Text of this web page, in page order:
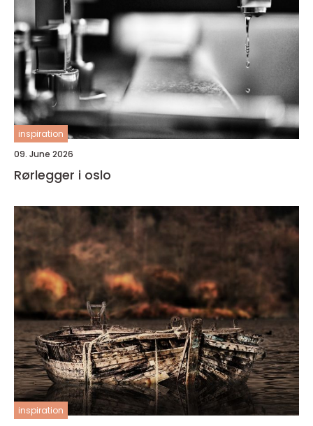
inspiration
09. June 2026
Rørlegger i oslo
inspiration